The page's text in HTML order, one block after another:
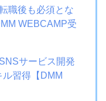
職後も必須とな
WEBCAMP受
サービス開発
習得【DMM